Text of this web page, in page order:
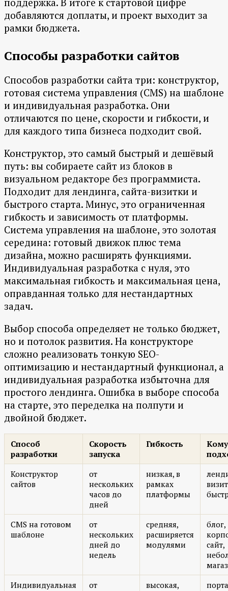
добавляются доплаты, и проект выходит за
рамки бюджета.
Способы разработки сайтов
Способов разработки сайта три: конструктор,
готовая система управления (CMS) на шаблоне
и индивидуальная разработка. Они
отличаются по цене, скорости и гибкости, и
для каждого типа бизнеса подходит свой.
Конструктор, это самый быстрый и дешёвый
путь: вы собираете сайт из блоков в
визуальном редакторе без программиста.
Подходит для лендинга, сайта-визитки и
быстрого старта. Минус, это ограниченная
гибкость и зависимость от платформы.
Система управления на шаблоне, это золотая
середина: готовый движок плюс тема
дизайна, можно расширять функциями.
Индивидуальная разработка с нуля, это
максимальная гибкость и максимальная цена,
оправданная только для нестандартных
задач.
Выбор способа определяет не только бюджет,
но и потолок развития. На конструкторе
сложно реализовать тонкую SEO-
оптимизацию и нестандартный функционал, а
индивидуальная разработка избыточна для
простого лендинга. Ошибка в выборе способа
на старте, это переделка на полпути и
двойной бюджет.
Способ
разработки
Скорость
запуска
Гибкость
Кому
Конструктор
сайтов
от
нескольких
часов до
дней
низкая, в
рамках
платформы
CMS на готовом
шаблоне
от
нескольких
дней до
недель
средняя,
расширяется
модулями
блог,
сайт,
Индивидуальная
от
высокая,